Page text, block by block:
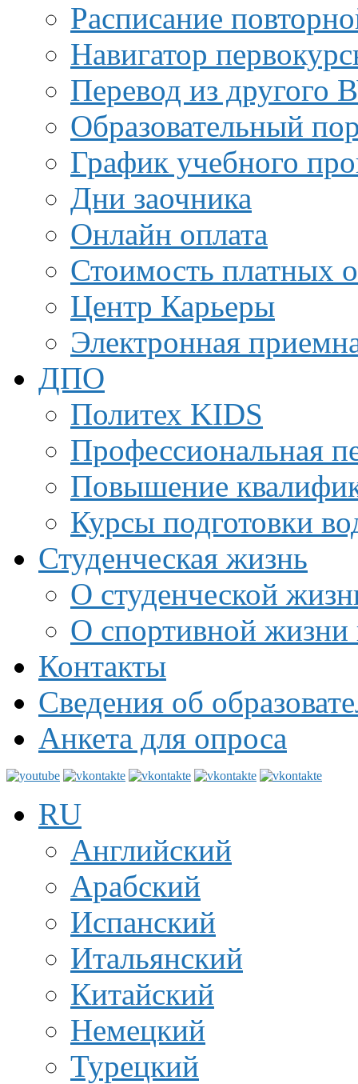
Расписание
Навигатор
Перевод из другого
Образовательный
График учебного
Дни заочника
Онлайн оплата
Стоимость платных
Центр Карьеры
Электронная
ДПО
Политех KIDS
Профессиональная
Повышение
Курсы подготовки
Студенческая жизнь
О студенческой
О спортивной жизни
Контакты
Сведения об
Анкета для опроса
RU
Английский
Арабский
Испанский
Итальянский
Китайский
Немецкий
Турецкий